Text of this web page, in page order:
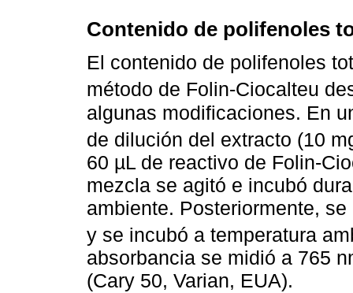
Contenido de polifenoles
El contenido de polifenoles
método de Folin-Ciocalteu
algunas modificaciones. En
de dilución del extracto (10
60 µL de reactivo de Folin-
mezcla se agitó e incubó
ambiente. Posteriormente,
y se incubó a temperatura
absorbancia se midió a 765
(Cary 50, Varian, EUA).